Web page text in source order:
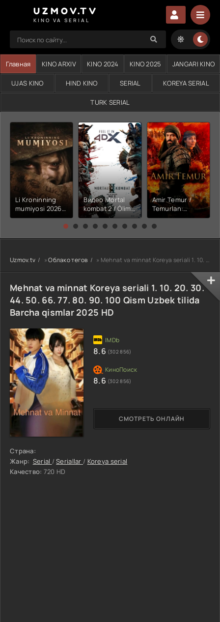
UZMOV.TV
KINO VA SERIAL
Главная KINO ARXIV KINO 2024 KINO 2025 JANGARI KINO
UJAS KINO HIND KINO SERIAL KOREYA SERIAL
TURK SERIAL
Li Kroninning
mumiyosi 2026
(uzbek tilida
kino) tarjima HD
Видео Mortal
kombat 2 / Ólim
jangi 2 (2026)
Uzbek tilida
Amir Temur /
Temurlan:
Fathchining
yuksalishi
tarjima kino Full
HD tas-ix
Uzmov.tv »Облако тегов » Mehnat va minnat Koreya seriali 1. 10. 20. 30. 44. 50. 66. 77. 80. 90. 100 Qism Uzbek tilida Barcha
Mehnat va minnat Koreya seriali 1. 10. 20. 30.
44. 50. 66. 77. 80. 90. 100 Qism Uzbek tilida
Barcha qismlar 2025 HD
Страна:
Жанр: Serial /Seriallar / Koreya serial
Качество: 720 HD
СМОТРЕТЬ ОНЛАЙН
8.6 (302 856)
8.6 (302 856)